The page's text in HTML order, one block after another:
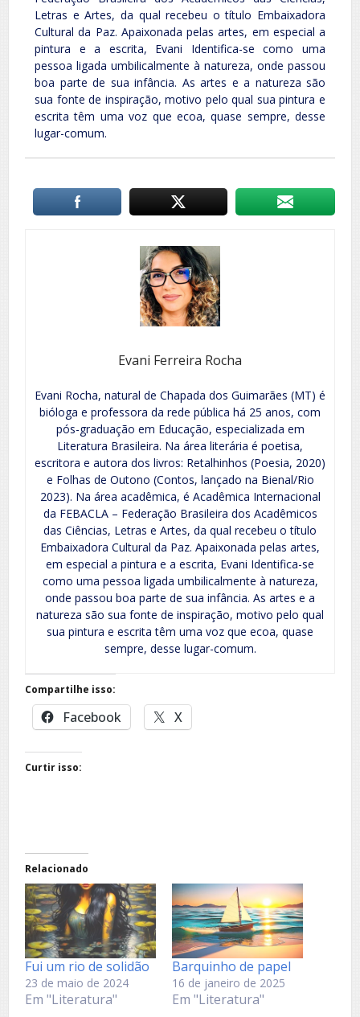
Letras e Artes, da qual recebeu o título Embaixadora
Cultural da Paz. Apaixonada pelas artes, em especial a
pintura e a escrita, Evani Identifica-se como uma
pessoa ligada umbilicalmente à natureza, onde passou
boa parte de sua infância. As artes e a natureza são
sua fonte de inspiração, motivo pelo qual sua pintura e
escrita têm uma voz que ecoa, quase sempre, desse
lugar-comum.
Evani Ferreira Rocha
Evani Rocha, natural de Chapada dos Guimarães (MT) é
bióloga e professora da rede pública há 25 anos, com
pós-graduação em Educação, especializada em
Literatura Brasileira. Na área literária é poetisa,
escritora e autora dos livros: Retalhinhos (Poesia, 2020)
e Folhas de Outono (Contos, lançado na Bienal/Rio
2023). Na área acadêmica, é Acadêmica Internacional
da FEBACLA – Federação Brasileira dos Acadêmicos
das Ciências, Letras e Artes, da qual recebeu o título
Embaixadora Cultural da Paz. Apaixonada pelas artes,
em especial a pintura e a escrita, Evani Identifica-se
como uma pessoa ligada umbilicalmente à natureza,
onde passou boa parte de sua infância. As artes e a
natureza são sua fonte de inspiração, motivo pelo qual
sua pintura e escrita têm uma voz que ecoa, quase
sempre, desse lugar-comum.
Compartilhe isso:
Facebook X
Curtir isso:
Relacionado
Fui um rio de solidão
23 de maio de 2024
Em "Literatura"
Barquinho de papel
16 de janeiro de 2025
Em "Literatura"